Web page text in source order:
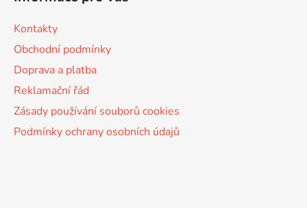
Kontakty
Obchodní podmínky
Doprava a platba
Reklamační řád
Zásady používání souborů cookies
Podmínky ochrany osobních údajů